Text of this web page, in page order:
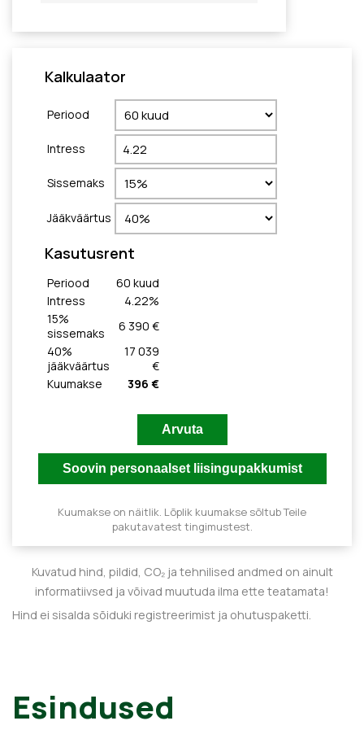
Kalkulaator
Periood
Intress
Sissemaks
Jääkväärtus
Kasutusrent
Periood 60 kuud
Intress
4.22%
15%
sissemaks
6 390 €
40%
jääkväärtus
17 039
€
Kuumakse
396 €
Kuumakse on näitlik. Lõplik kuumakse sõltub Teile
pakutavatest tingimustest.
Kuvatud hind, pildid, CO₂ ja tehnilised andmed on ainult
informatiivsed ja võivad muutuda ilma ette teatamata!
Hind ei sisalda sõiduki registreerimist ja ohutuspaketti.
Esindused